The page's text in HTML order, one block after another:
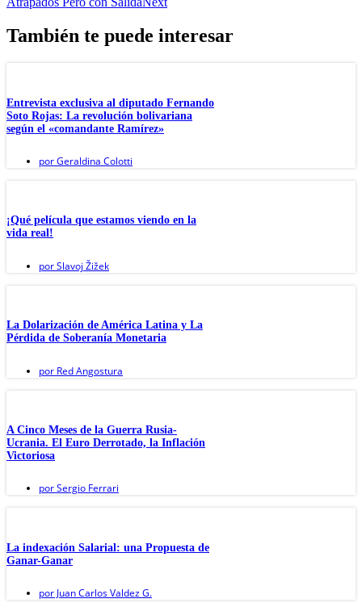
También te puede interesar
Entrevista exclusiva al diputado Fernando
Soto Rojas: La revolución bolivariana
según el «comandante Ramírez»
porGeraldina Colotti
¡Qué película que estamos viendo en la
vida real!
porSlavoj Žižek
La Dolarización de América Latina y La
Pérdida de Soberanía Monetaria
por Red Angostura
A Cinco Meses de la Guerra Rusia-
Ucrania. El Euro Derrotado, la Inflación
Victoriosa
porSergio Ferrari
La indexación Salarial: una Propuesta de
Ganar-Ganar
por Juan Carlos Valdez G.